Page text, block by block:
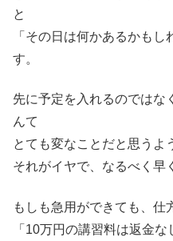
と
「その日は何かあるかも
す。
先に予定を入れるのではな
んて
とても変なことだと思うよ
それがイヤで、なるべく早
もしも急用ができても、仕
「10万円の講習料は返金